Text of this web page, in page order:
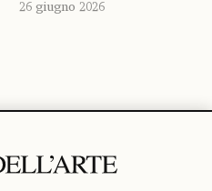
26 giugno 2026